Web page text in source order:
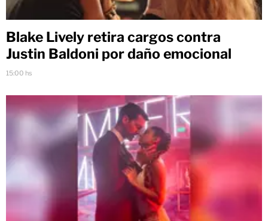
Blake Lively retira cargos contra
Justin Baldoni por daño emocional
15:00 hs